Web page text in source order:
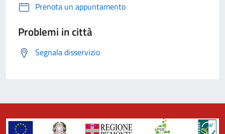
Prenota un appuntamento
Problemi in città
Segnala disservizio